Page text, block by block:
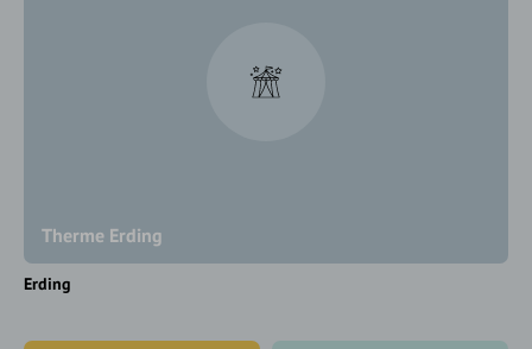
Therme Erding
Erding